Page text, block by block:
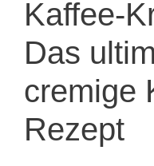
Kaffee-
Das
cremige
Rezept